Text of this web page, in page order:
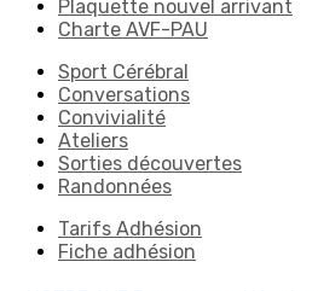
Plaquette nouvel arrivant
Charte AVF-PAU
Sport Cérébral
Conversations
Convivialité
Ateliers
Sorties découvertes
Randonnées
Tarifs Adhésion
Fiche adhésion